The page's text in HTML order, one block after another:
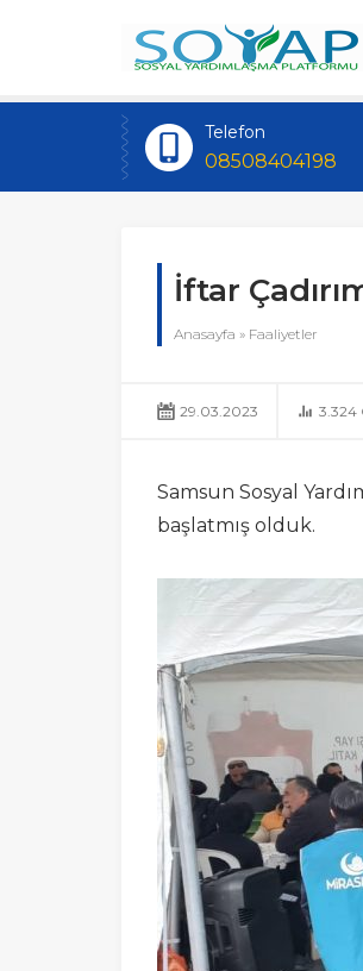
Telefon
08508404198
İftar
Anasayfa » Faaliyetler
29.03.2023 3.324
Samsun Sosyal
başlatmış olduk.